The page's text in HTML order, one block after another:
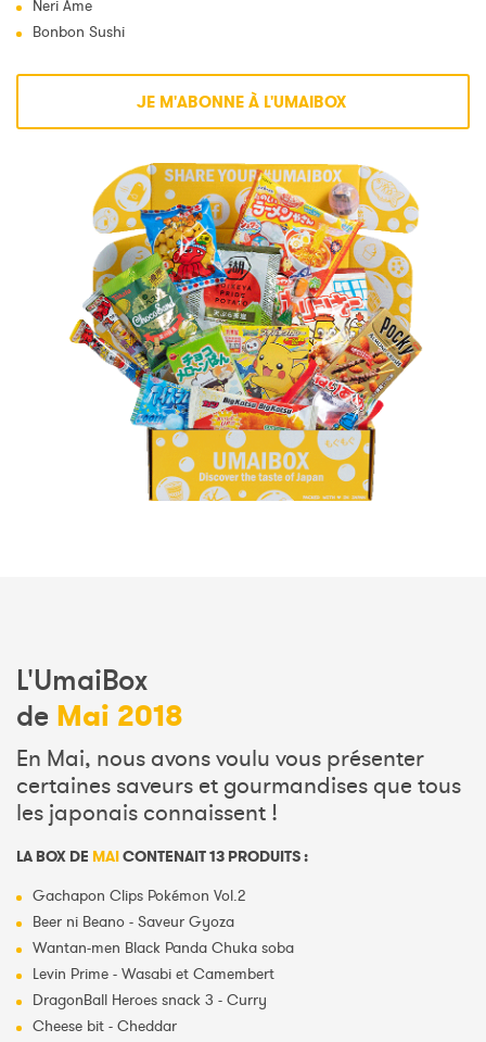
Neri Ame
Bonbon Sushi
JE M'ABONNE À L'UMAIBOX
L'UmaiBox
de Mai 2018
En Mai, nous avons voulu vous présenter
certaines saveurs et gourmandises que tous
les japonais connaissent !
LA BOX DE MAICONTENAIT 13 PRODUITS :
Gachapon Clips Pokémon Vol.2
Beer ni Beano - Saveur Gyoza
Wantan-men Black Panda Chuka soba
Levin Prime - Wasabi et Camembert
DragonBall Heroes snack 3 - Curry
Cheese bit - Cheddar